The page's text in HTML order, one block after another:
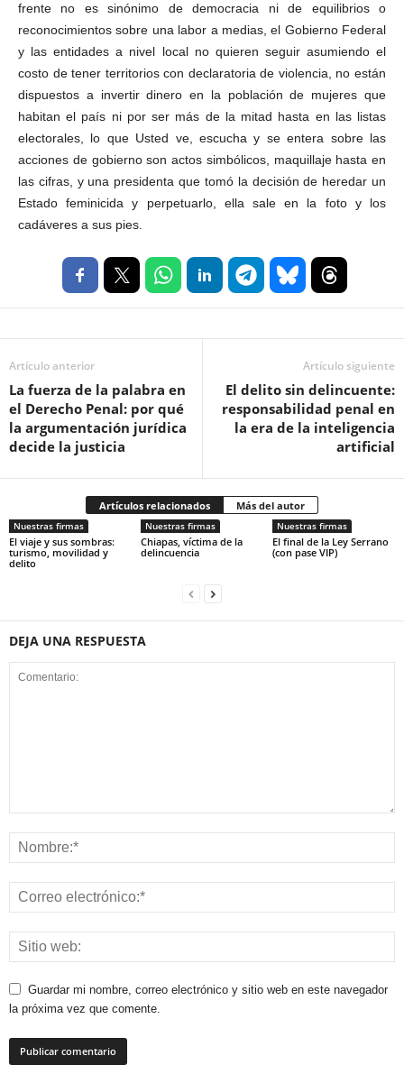
frente no es sinónimo de democracia ni de equilibrios o
reconocimientos sobre una labor a medias, el Gobierno Federal
y las entidades a nivel local no quieren seguir asumiendo el
costo de tener territorios con declaratoria de violencia, no están
dispuestos a invertir dinero en la población de mujeres que
habitan el país ni por ser más de la mitad hasta en las listas
electorales, lo que Usted ve, escucha y se entera sobre las
acciones de gobierno son actos simbólicos, maquillaje hasta en
las cifras, y una presidenta que tomó la decisión de heredar un
Estado feminicida y perpetuarlo, ella sale en la foto y los
cadáveres a sus pies.
Artículo anterior
La fuerza de la palabra en
el Derecho Penal: por qué
la argumentación jurídica
decide la justicia
Artículo siguiente
El delito sin delincuente:
responsabilidad penal en
la era de la inteligencia
artificial
Artículos relacionados Más del autor
Nuestras firmas
El viaje y sus sombras:
turismo, movilidad y
delito
Nuestras firmas
Chiapas, víctima de la
delincuencia
Nuestras firmas
El final de la Ley Serrano
(con pase VIP)
DEJA UNA RESPUESTA
Guardar mi nombre, correo electrónico y sitio web en este navegador
la próxima vez que comente.